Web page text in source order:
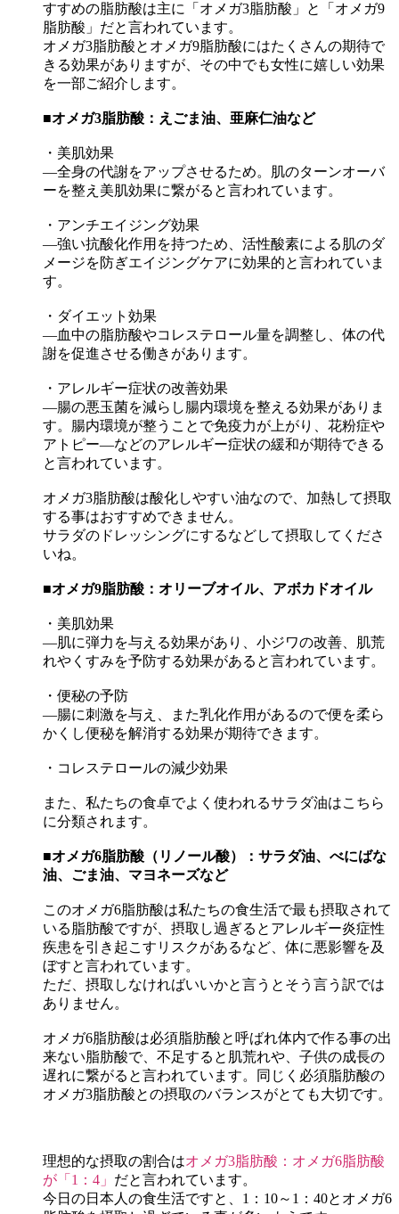
すすめの脂肪酸は主に「オメガ3脂肪酸」と「オメガ9
脂肪酸」だと言われています。
オメガ3脂肪酸とオメガ9脂肪酸にはたくさんの期待で
きる効果がありますが、その中でも女性に嬉しい効果
を一部ご紹介します。
■オメガ3脂肪酸：えごま油、亜麻仁油など
・美肌効果
―全身の代謝をアップさせるため。肌のターンオーバ
ーを整え美肌効果に繋がると言われています。
・アンチエイジング効果
―強い抗酸化作用を持つため、活性酸素による肌のダ
メージを防ぎエイジングケアに効果的と言われていま
す。
・ダイエット効果
―血中の脂肪酸やコレステロール量を調整し、体の代
謝を促進させる働きがあります。
・アレルギー症状の改善効果
―腸の悪玉菌を減らし腸内環境を整える効果がありま
す。腸内環境が整うことで免疫力が上がり、花粉症や
アトピー―などのアレルギー症状の緩和が期待できる
と言われています。
オメガ3脂肪酸は酸化しやすい油なので、加熱して摂取
する事はおすすめできません。
サラダのドレッシングにするなどして摂取してくださ
いね。
■オメガ9脂肪酸：オリーブオイル、アボカドオイル
・美肌効果
―肌に弾力を与える効果があり、小ジワの改善、肌荒
れやくすみを予防する効果があると言われています。
・便秘の予防
―腸に刺激を与え、また乳化作用があるので便を柔ら
かくし便秘を解消する効果が期待できます。
・コレステロールの減少効果
また、私たちの食卓でよく使われるサラダ油はこちら
に分類されます。
■オメガ6脂肪酸（リノール酸）：サラダ油、べにばな
油、ごま油、マヨネーズなど
このオメガ6脂肪酸は私たちの食生活で最も摂取されて
いる脂肪酸ですが、摂取し過ぎるとアレルギー炎症性
疾患を引き起こすリスクがあるなど、体に悪影響を及
ぼすと言われています。
ただ、摂取しなければいいかと言うとそう言う訳では
ありません。
オメガ6脂肪酸は必須脂肪酸と呼ばれ体内で作る事の出
来ない脂肪酸で、不足すると肌荒れや、子供の成長の
遅れに繋がると言われています。同じく必須脂肪酸の
オメガ3脂肪酸との摂取のバランスがとても大切です。
理想的な摂取の割合はオメガ3脂肪酸：オメガ6脂肪酸
が「1：4」 だと言われています。
今日の日本人の食生活ですと、1：10～1：40とオメガ6